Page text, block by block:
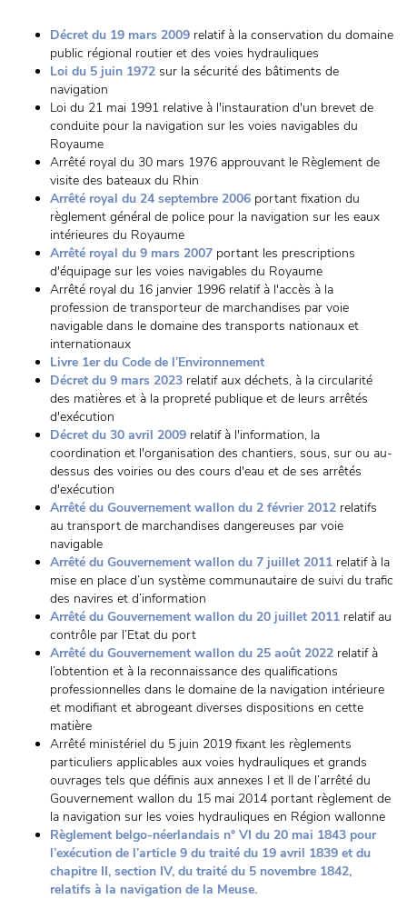
Décret du 19 mars 2009 relatif à la conservation du domaine
public régional routier et des voies hydrauliques
Loi du 5 juin 1972 sur la sécurité des bâtiments de
navigation
Loi du 21 mai 1991 relative à l'instauration d'un brevet de
conduite pour la navigation sur les voies navigables du
Royaume
Arrêté royal du 30 mars 1976 approuvant le Règlement de
visite des bateaux du Rhin
Arrêté royal du 24 septembre 2006 portant fixation du
règlement général de police pour la navigation sur les eaux
intérieures du Royaume
Arrêté royal du 9 mars 2007 portant les prescriptions
d'équipage sur les voies navigables du Royaume
Arrêté royal du 16 janvier 1996 relatif à l'accès à la
profession de transporteur de marchandises par voie
navigable dans le domaine des transports nationaux et
internationaux
Livre 1er du Code de l’Environnement
Décret du 9 mars 2023 relatif aux déchets, à la circularité
des matières et à la propreté publique et de leurs arrêtés
d'exécution
Décret du 30 avril 2009 relatif à l'information, la
coordination et l'organisation des chantiers, sous, sur ou au-
dessus des voiries ou des cours d'eau et de ses arrêtés
d'exécution
Arrêté du Gouvernement wallon du 2 février 2012 relatifs
au transport de marchandises dangereuses par voie
navigable
Arrêté du Gouvernement wallon du 7 juillet 2011 relatif à la
mise en place d’un système communautaire de suivi du trafic
des navires et d’information
Arrêté du Gouvernement wallon du 20 juillet 2011 relatif au
contrôle par l’Etat du port
Arrêté du Gouvernement wallon du 25 août 2022 relatif à
l’obtention et à la reconnaissance des qualifications
professionnelles dans le domaine de la navigation intérieure
et modifiant et abrogeant diverses dispositions en cette
matière
Arrêté ministériel du 5 juin 2019 fixant les règlements
particuliers applicables aux voies hydrauliques et grands
ouvrages tels que définis aux annexes I et II de l’arrêté du
Gouvernement wallon du 15 mai 2014 portant règlement de
la navigation sur les voies hydrauliques en Région wallonne
Règlement belgo-néerlandais n° VI du 20 mai 1843 pour
l’exécution de l’article 9 du traité du 19 avril 1839 et du
chapitre II, section IV, du traité du 5 novembre 1842,
relatifs à la navigation de la Meuse.